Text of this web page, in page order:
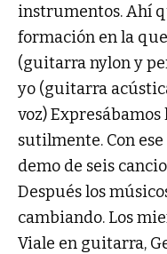
instrumentos. Ahí
formación en la
(guitarra nylon y
yo (guitarra
voz)
sutilmente. Con
demo de seis
Después los
cambiando. Los
Viale en guitarra,